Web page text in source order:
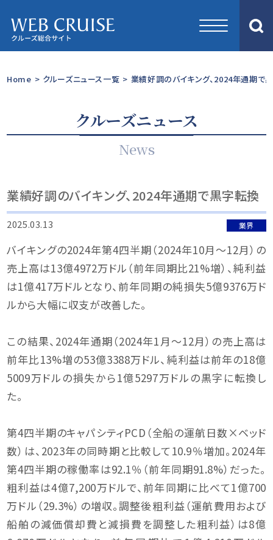
Home > クルーズニュース一覧 > 業績好調のバイキング、2024年通期で
クルーズニュース
News
業績好調のバイキング、2024年通期で黒字転換
2025.03.13 業界
バイキングの2024年第4四半期（2024年10月〜12月）の
売上高は13億4972万ドル（前年同期比21%増）、純利益
は1億417万ドルとなり、前年同期の純損失5億9376万ド
ルから大幅に収支が改善した。
この結果、2024年通期（2024年1月〜12月）の売上高は
前年比13%増の53億3388万ドル、純利益は前年の18億
5009万ドルの損失から1億5297万ドルの黒字に転換し
た。
第4四半期のキャパシティPCD（全船の運航日数×ベッド
数）は、2023年の同時期と比較して10.9％増加。2024年
第4四半期の稼働率は92.1％（前年同期91.8%）だった。
粗利益は4億7,200万ドルで、前年同期に比べて1億700
万ドル（29.3%）の増収。調整後粗利益（運航費用および
船舶の減価償却費と減損費を調整した粗利益）は8億